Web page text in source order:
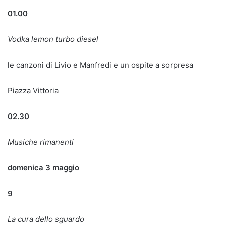
01.00
Vodka lemon turbo diesel
le canzoni di Livio e Manfredi e un ospite a sorpresa
Piazza Vittoria
02.30
Musiche rimanenti
domenica 3 maggio
9
La cura dello sguardo